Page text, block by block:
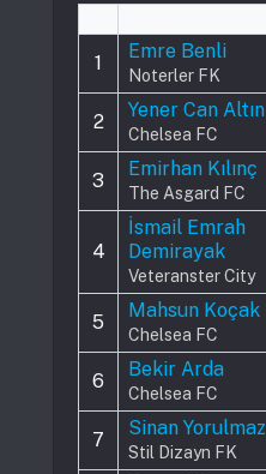
1
Emre Benli
Noterler FK
2
Yener Can Altın
Chelsea FC
3
Emirhan Kılınç
The Asgard FC
4
İsmail Emrah
Demirayak
Veteranster City
5
Mahsun Koçak
Chelsea FC
6
Bekir Arda
Chelsea FC
7
Sinan Yorulmaz
Stil Dizayn FK